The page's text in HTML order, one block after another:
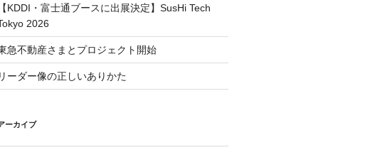
【KDDI・富士通ブースに出展決定】SusHi Tech
2026
急不動産さまとプロジェクト開始
リーダー像の正しいありかた
ーカイブ